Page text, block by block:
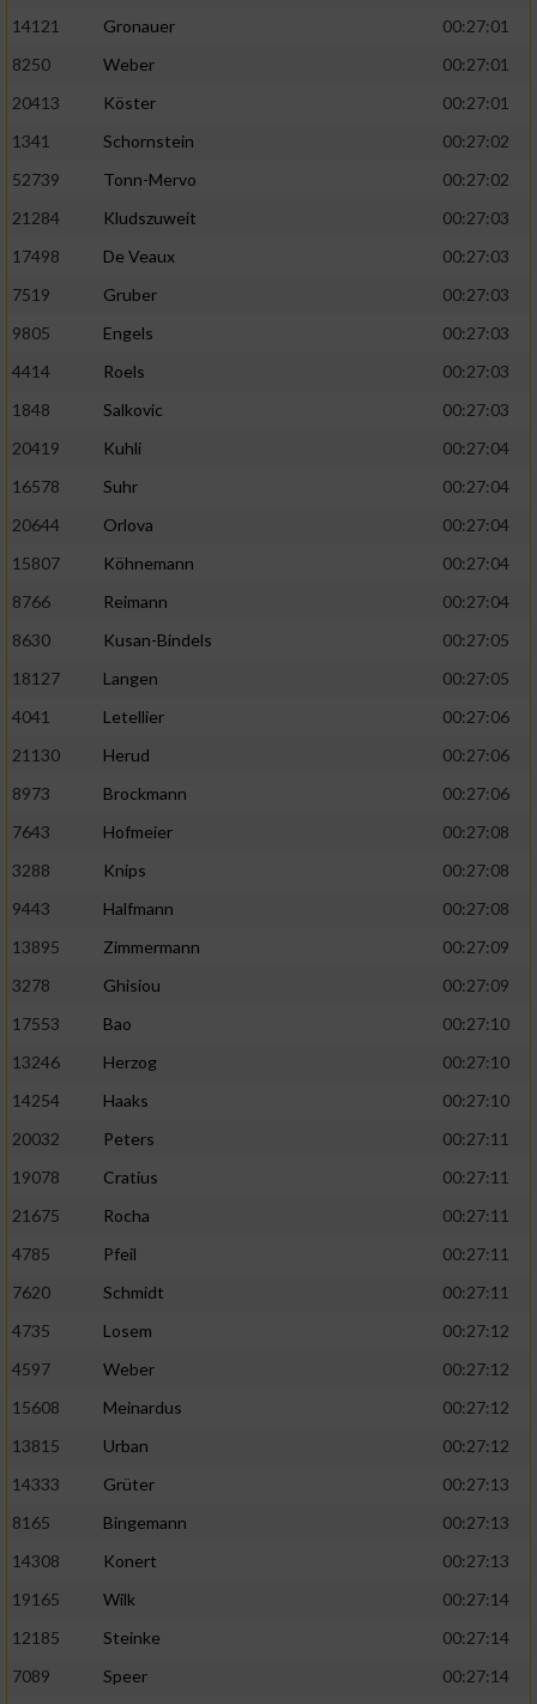
14121
Gronauer
00:27:01
8250
Weber
00:27:01
20413
Köster
00:27:01
1341
Schornstein
00:27:02
52739
Tonn-Mervo
00:27:02
21284
Kludszuweit
00:27:03
17498
De Veaux
00:27:03
7519
Gruber
00:27:03
9805
Engels
00:27:03
4414
Roels
00:27:03
1848
Salkovic
00:27:03
20419
Kuhli
00:27:04
16578
Suhr
00:27:04
20644
Orlova
00:27:04
15807
Köhnemann
00:27:04
8766
Reimann
00:27:04
8630
Kusan-Bindels
00:27:05
18127
Langen
00:27:05
4041
Letellier
00:27:06
21130
Herud
00:27:06
8973
Brockmann
00:27:06
7643
Hofmeier
00:27:08
3288
Knips
00:27:08
9443
Halfmann
00:27:08
13895
Zimmermann
00:27:09
3278
Ghisiou
00:27:09
17553
Bao
00:27:10
13246
Herzog
00:27:10
14254
Haaks
00:27:10
20032
Peters
00:27:11
19078
Cratius
00:27:11
21675
Rocha
00:27:11
4785
Pfeil
00:27:11
7620
Schmidt
00:27:11
4735
Losem
00:27:12
4597
Weber
00:27:12
15608
Meinardus
00:27:12
13815
Urban
00:27:12
14333
Grüter
00:27:13
8165
Bingemann
00:27:13
14308
Konert
00:27:13
19165
Wilk
00:27:14
12185
Steinke
00:27:14
7089
Speer 00:27:14